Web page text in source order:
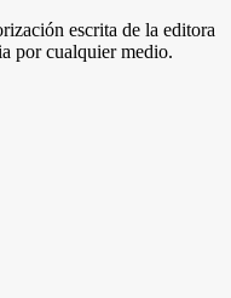
escrita de la editora
por cualquier medio.